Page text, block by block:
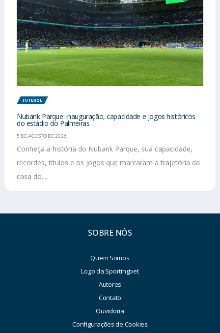
FUTEBOL
Nubank Parque: inauguração, capacidade e jogos históricos
do estádio do Palmeiras
5 DE AGOSTO DE 2026
Conheça a história do Nubank Parque, sua capacidade,
recordes, títulos e os jogos que marcaram a trajetória da
casa do...
SOBRE NÓS
Quem Somos
Logo da Sportingbet
Autores
Contato
Ouvidoria
Configurações de Cookies